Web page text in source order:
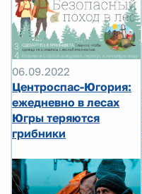
06.09.2022
Центроспас-Югория:
ежедневно в лесах
Югры теряются
грибники